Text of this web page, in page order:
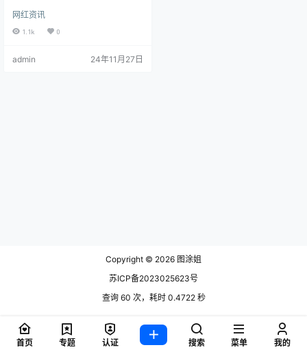
便是这其中闪耀的一颗星。她以灵
动的气质.
网红资讯
1.1k 0
admin 24年11月27日
Copyright © 2026 图涂姐
苏ICP备2023025623号
查询 60 次，耗时 0.4722 秒
首页 专题 认证 搜索 菜单 我的